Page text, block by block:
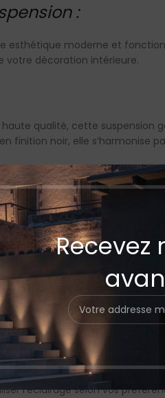
Recevez
:
esthétique moderne et
votre décoration intérieure.
qualité, cette
finition noir, elle
:
et peut atteindre une
lumière directe, elle assure un
avec plusieurs options de
l’éclairage selon vos